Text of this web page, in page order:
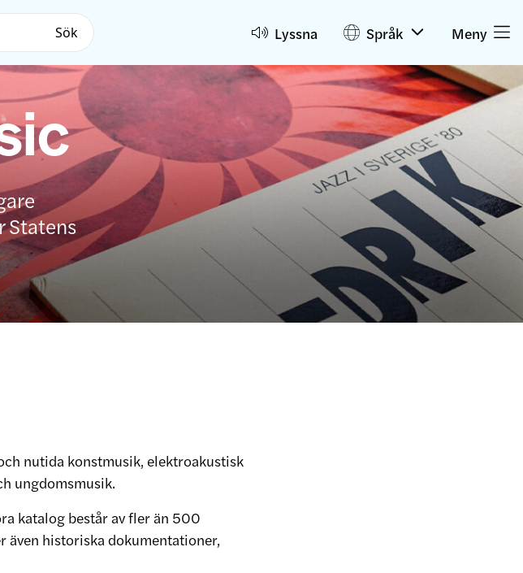
Sök Lyssna Språk Meny
Statens
nutida konstmusik, elektroakustisk
ungdomsmusik.
katalog består av fler än 500
historiska dokumentationer,